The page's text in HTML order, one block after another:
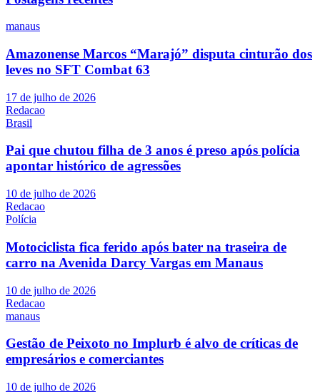
manaus
Amazonense Marcos “Marajó” disputa cinturão dos
leves no SFT Combat 63
17 de julho de 2026
Redacao
Brasil
Pai que chutou filha de 3 anos é preso após polícia
apontar histórico de agressões
10 de julho de 2026
Redacao
Polícia
Motociclista fica ferido após bater na traseira de
carro na Avenida Darcy Vargas em Manaus
10 de julho de 2026
Redacao
manaus
Gestão de Peixoto no Implurb é alvo de críticas de
empresários e comerciantes
10 de julho de 2026